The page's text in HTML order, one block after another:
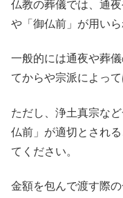
仏教の葬儀では、通
や「御仏前」が用いら
一般的には通夜や葬
てからや宗派によっ
ただし、浄土真宗な
仏前」が適切とされ
てください。
金額を包んで渡す際